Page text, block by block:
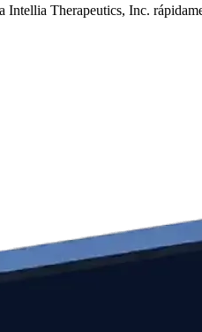
Intellia Therapeutics, Inc.